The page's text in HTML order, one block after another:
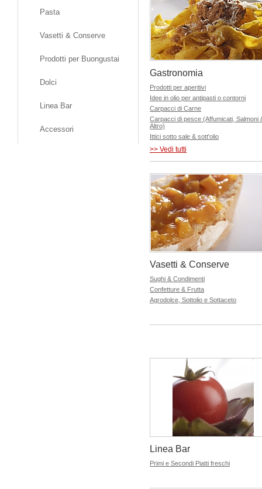
Pasta
Vasetti & Conserve
Prodotti per Buongustai
Dolci
Linea Bar
Accessori
Gastronomia
Prodotti per aperitivi
Idee in olio per antipasti o contorni
Carpacci di Carne
Carpacci di pesce (Affumicati, Salmoni
Altro)
Ittici sotto sale & sott'olio
>> Vedi tutti
Vasetti & Conserve
Sughi & Condimenti
Confetture & Frutta
Agrodolce, Sottolio e Sottaceto
Linea Bar
Primi e Secondi Piatti freschi